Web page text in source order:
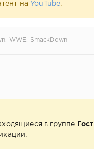
на YouTube.
WWE SmackDown
в группе